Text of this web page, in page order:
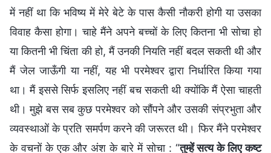
में नहीं था कि भविष्य में मेरे बेटे के पास कैसी नौकरी होगी या उसका
विवाह कैसा होगा। चाहे मैंने अपने बच्चों के लिए कितना भी सोचा हो
या कितनी भी चिंता की हो, मैं उनकी नियति नहीं बदल सकती थी और
मैं जेल जाऊँगी या नहीं, यह भी परमेश्वर द्वारा निर्धारित किया गया
था। मैं इससे सिर्फ इसलिए नहीं बच सकती थी क्योंकि मैं ऐसा चाहती
थी। मुझे बस सब कुछ परमेश्वर को सौंपने और उसकी संप्रभुता और
व्यवस्थाओं के प्रति समर्पण करने की जरूरत थी। फिर मैंने परमेश्वर
के वचनों के एक और अंश के बारे में सोचा : “तुम्हें सत्य के लिए कष्ट